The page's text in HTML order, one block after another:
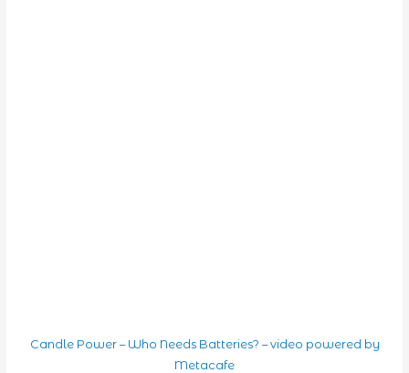
Candle Power – Who Needs Batteries? – video powered by
Metacafe